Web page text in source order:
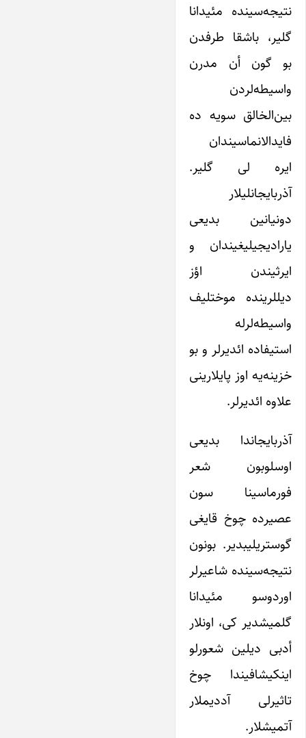
نتیجه‌سینده مئیدانا
گلیر، باشقا طرفدن
بو گون أن مدرن
واسیطه‌لردن
بین‌الخالق سویه ده
فایدالانماسیندان
ایره لی گلیر.
آذربایجانلیلار
دونیانین بدیعی
یارادیجیلیغیندان و
ایرثیندن اؤز
دیللرینده موختلیف
واسیطه‌لرله
استیفاده ائدیرلر و بو
خزینه‌یه اوز پایلارینی
علاوه ائدیرلر.
آذربایجاندا بدیعی
اوسلوبون شعر
فورماسینا سون
عصیرده چوخ قایغی
گوستریلیبدیر. بونون
نتیجه‌سینده شاعیرلر
اوردوسو مئیدانا
گلمیشدیر کی، اونلار
أدبی دیلین شعورلو
اینکیشافیندا چوخ
تاثیرلی آددیملار
آتمیشلار.